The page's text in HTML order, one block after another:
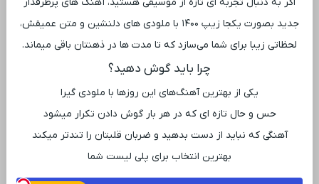
جدید بصورت یکجا زیپ ۱۴۰۰ با ملودی ‌های دلنشین و متن عمیقش،
لحظاتی زیبا برای شما می‌سازد که تا مدت ‌ها در ذهنتان باقی میماند.
چرا باید گوش دهید؟
یکی از بهترین آهنگ‌های این روزها با ملودی گیرا
حس و حال تازه ‌ای که در هر بار گوش دادن تکرار میشود
آهنگی که نباید از دست بدهید و ضربان قلبتان را تندتر میکند
بهترین انتخاب برای پلی ‌لیست شما